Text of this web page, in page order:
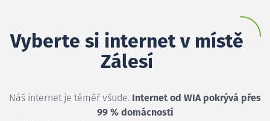
Vyberte si internet v místě
Zálesí
Náš internet je téměř všude. Internet od WIA pokrývá přes
99 % domácností